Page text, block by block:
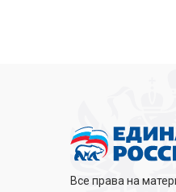
Все права на